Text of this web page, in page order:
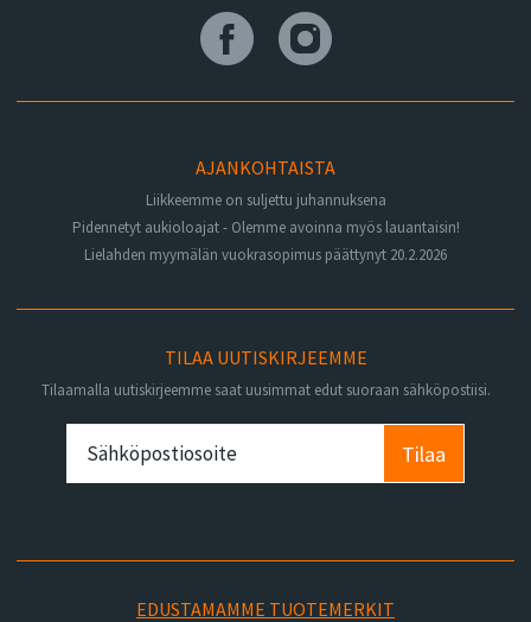
AJANKOHTAISTA
Liikkeemme on suljettu juhannuksena
Pidennetyt aukioloajat - Olemme avoinna myös lauantaisin!
Lielahden myymälän vuokrasopimus päättynyt 20.2.2026
TILAA UUTISKIRJEEMME
Tilaamalla uutiskirjeemme saat uusimmat edut suoraan sähköpostiisi.
Tilaa
EDUSTAMAMME TUOTEMERKIT